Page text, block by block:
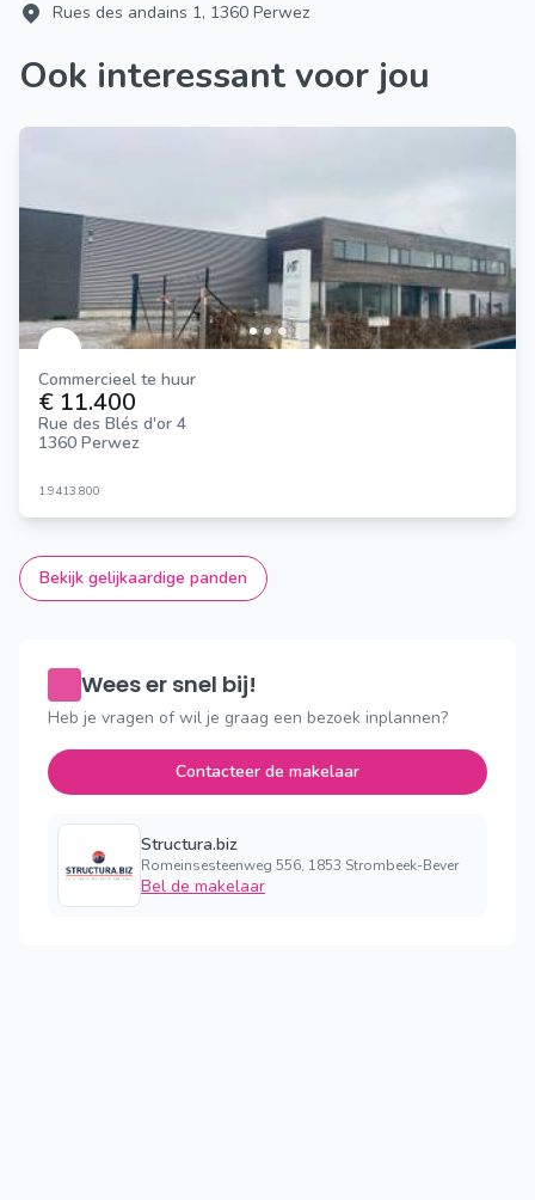
Rues des andains 1, 1360 Perwez
Ook interessant voor jou
Commercieel te huur
€ 11.400
Rue des Blés d'or 4
1360 Perwez
1.9413.800
Bekijk gelijkaardige panden
Wees er snel bij!
Heb je vragen of wil je graag een bezoek inplannen?
Contacteer de makelaar
Structura.biz
Romeinsesteenweg 556, 1853 Strombeek-Bever
Bel de makelaar